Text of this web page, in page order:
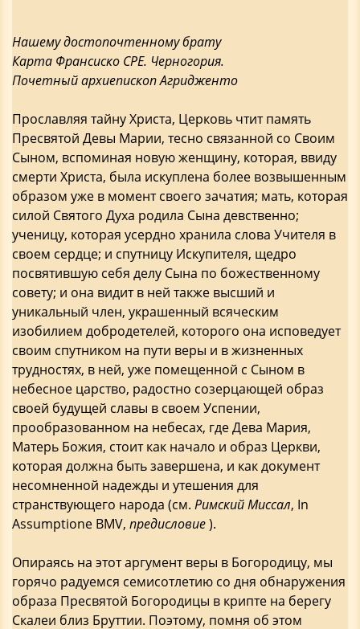
Нашему достопочтенному брату
Карта Франсиско СРЕ. Черногория.
Почетный архиепископ Агридженто
Прославляя тайну Христа, Церковь чтит память
Пресвятой Девы Марии, тесно связанной со Своим
Сыном, вспоминая новую женщину, которая, ввиду
смерти Христа, была искуплена более возвышенным
образом уже в момент своего зачатия; мать, которая
силой Святого Духа родила Сына девственно;
ученицу, которая усердно хранила слова Учителя в
своем сердце; и спутницу Искупителя, щедро
посвятившую себя делу Сына по божественному
совету; и она видит в ней также высший и
уникальный член, украшенный всяческим
изобилием добродетелей, которого она исповедует
своим спутником на пути веры и в жизненных
трудностях, в ней, уже помещенной с Сыном в
небесное царство, радостно созерцающей образ
своей будущей славы в своем Успении,
прообразованном на небесах, где Дева Мария,
Матерь Божия, стоит как начало и образ Церкви,
которая должна быть завершена, и как документ
несомненной надежды и утешения для
странствующего народа (см. Римский Миссал, In
Assumptione BMV, предисловие).
Опираясь на этот аргумент веры в Богородицу, мы
горячо радуемся семисотлетию со дня обнаружения
образа Пресвятой Богородицы в крипте на берегу
Скалеи близ Бруттии. Поэтому, помня об этом